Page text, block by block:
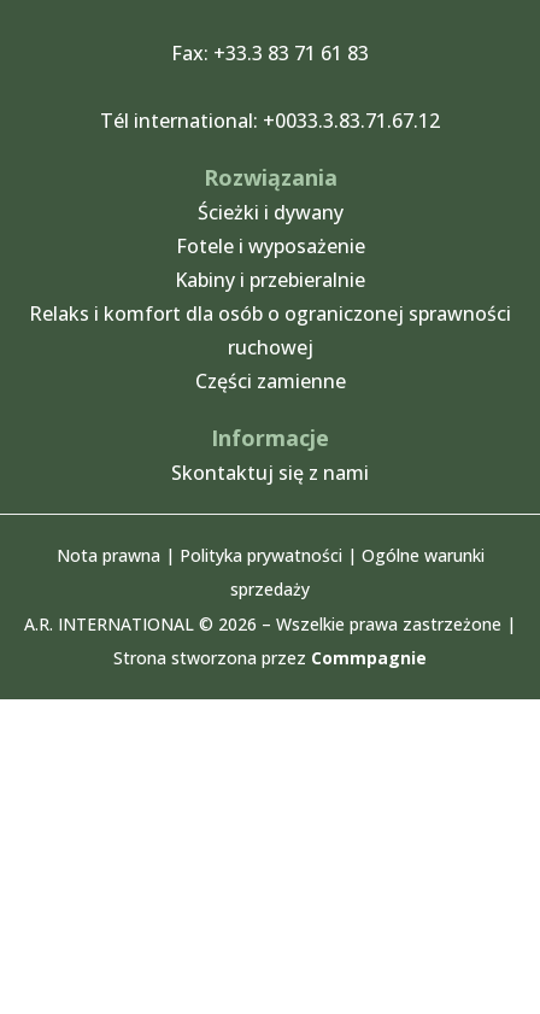
Fax: +33.3 83 71 61 83
Tél international: +0033.3.83.71.67.12
Rozwiązania
Ścieżki i dywany
Fotele i wyposażenie
Kabiny i przebieralnie
Relaks i komfort dla osób o ograniczonej sprawności
ruchowej
Części zamienne
Informacje
Skontaktuj się z nami
Nota prawna | Polityka prywatności | Ogólne warunki
sprzedaży
A.R. INTERNATIONAL © 2026 – Wszelkie prawa zastrzeżone |
Strona stworzona przez Commpagnie